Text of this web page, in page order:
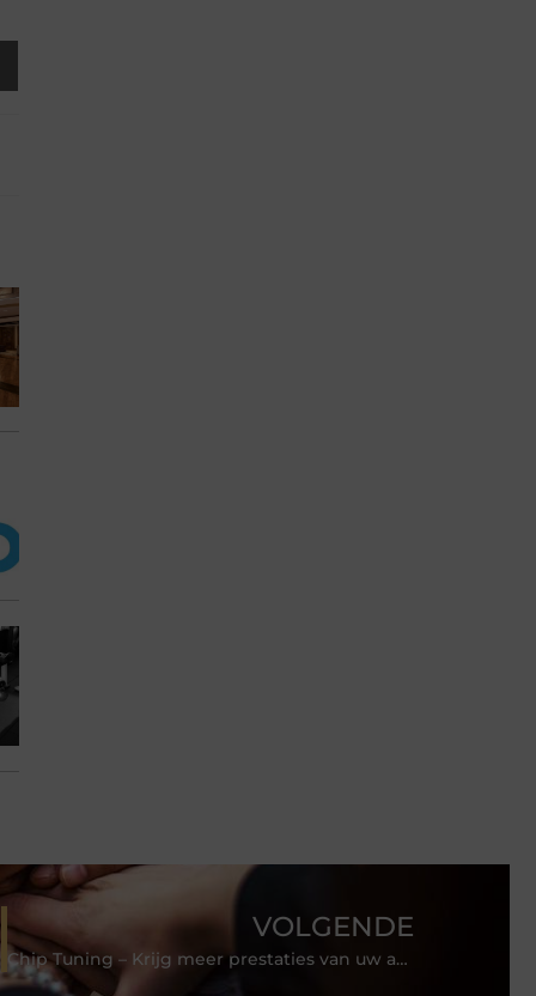
VOLGENDE
Chip Tuning – Krijg meer prestaties van uw auto